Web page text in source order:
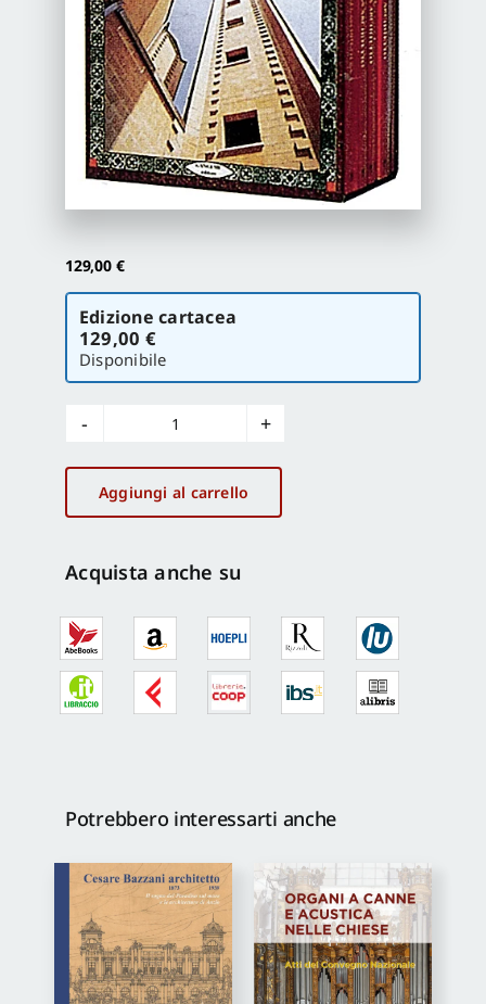
Proposte di pubblicazione
Gangemi Editore
129,00 €
Scegli
versione
Edizione cartacea
129,00 €
Disponibile
Architetti
e
architettura
contemporanea
Aggiungi al carrello
Acquista anche su
Potrebbero interessarti anche